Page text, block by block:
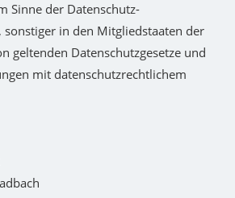
Sinne der Datenschutz-
in den Mitgliedstaaten der
geltenden Datenschutzgesetze und
mit datenschutzrechtlichem